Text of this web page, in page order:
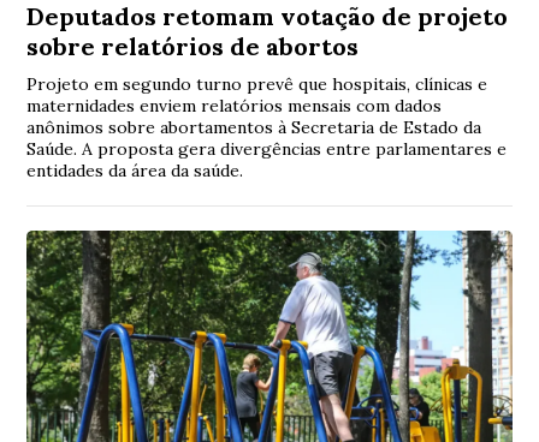
Deputados retomam votação de projeto
sobre relatórios de abortos
Projeto em segundo turno prevê que hospitais, clínicas e
maternidades enviem relatórios mensais com dados
anônimos sobre abortamentos à Secretaria de Estado da
Saúde. A proposta gera divergências entre parlamentares e
entidades da área da saúde.